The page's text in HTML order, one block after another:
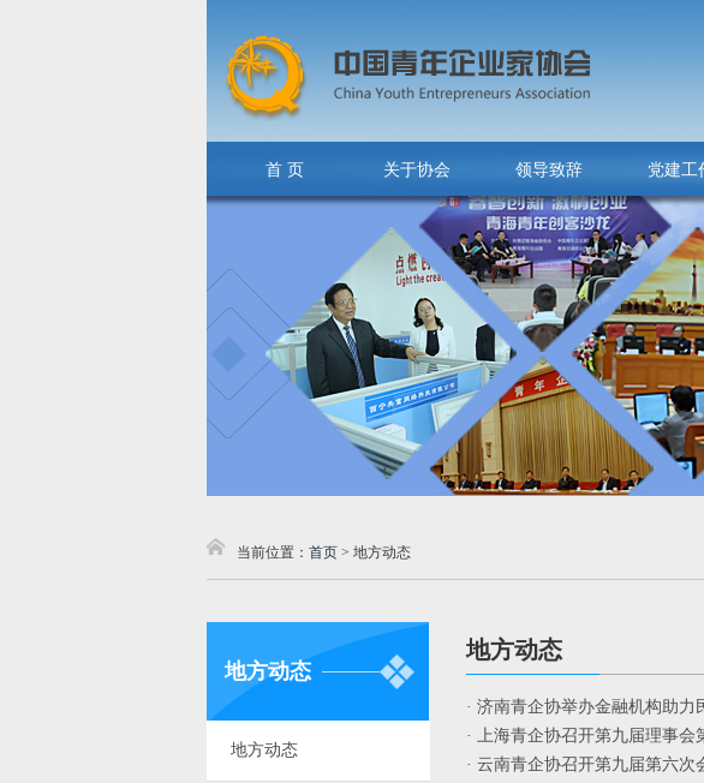
首 页 关于协会 领导致辞 党建工
当前位置： 首页 > 地方动态
地方动态
地方动态
地方动态
· 济南青企协举办金融机构助
· 上海青企协召开第九届理事会
· 云南青企协召开第九届第六